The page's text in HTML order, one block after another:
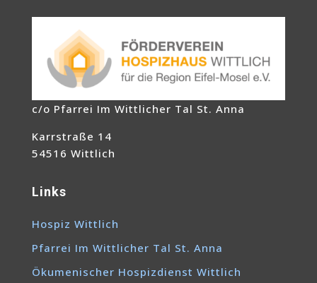
c/o Pfarrei Im Wittlicher Tal St. Anna
Karrstraße 14
54516 Wittlich
Links
Hospiz Wittlich
Pfarrei Im Wittlicher Tal St. Anna
Ökumenischer Hospizdienst Wittlich